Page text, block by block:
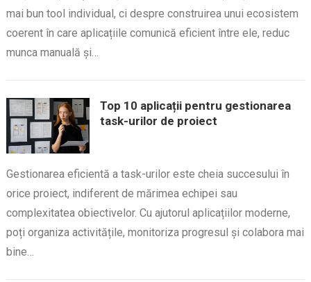
mai bun tool individual, ci despre construirea unui ecosistem
coerent în care aplicațiile comunică eficient între ele, reduc
munca manuală și…
Top 10 aplicații pentru gestionarea
task-urilor de proiect
Gestionarea eficientă a task-urilor este cheia succesului în
orice proiect, indiferent de mărimea echipei sau
complexitatea obiectivelor. Cu ajutorul aplicațiilor moderne,
poți organiza activitățile, monitoriza progresul și colabora mai
bine…